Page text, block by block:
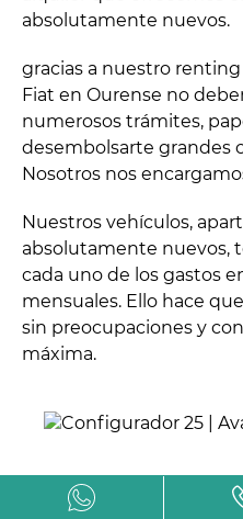
absolutamente nuevos.
gracias a nuestro
Fiat en Ourense no
numerosos trámites,
desembolsarte grandes
Nosotros nos
Nuestros vehículos,
absolutamente nuevos,
cada uno de los gastos
mensuales. Ello hace
sin preocupaciones y
máxima.